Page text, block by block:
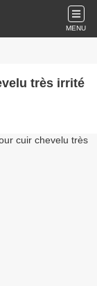
MENU
très irrité